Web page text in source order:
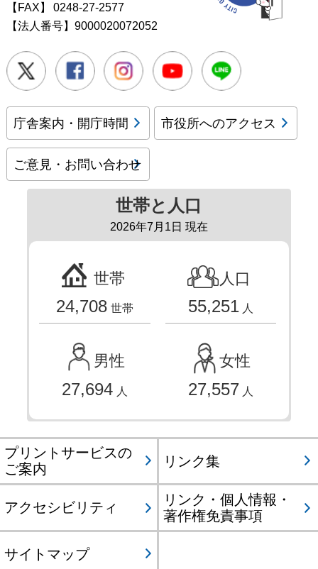
【FAX】
0248-27-2577
【法人番号】9000020072052
Twitter FacebookInstagramYoutube
庁舎案内・開庁時間 市役所へのアクセス
ご意見・お問い合わせ
世帯と人口
2026年7月1日 現在
世帯
24,708 世帯
人口
55,251 人
男性
27,694 人
女性
27,557 人
プリントサービスの
ご案内
リンク集
アクセシビリティ
リンク・個人情報・
著作権免責事項
サイトマップ